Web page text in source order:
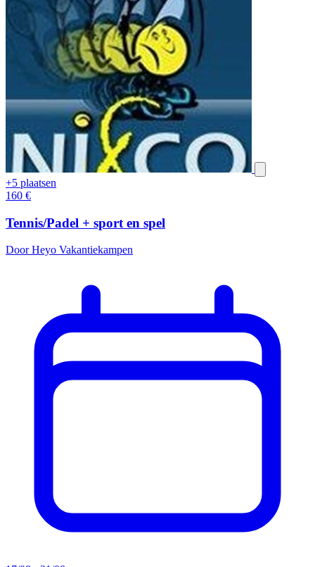
+5 plaatsen
160 €
Tennis/Padel + sport en spel
Door Heyo Vakantiekampen